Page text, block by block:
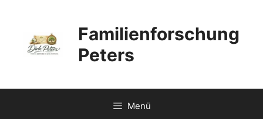
springen
Familienforschung
Peters
Menü